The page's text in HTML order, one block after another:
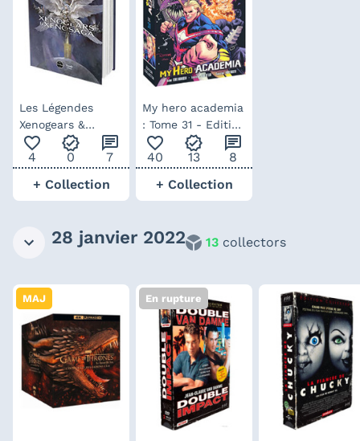
Les Légendes
Xenogears &
Xenosaga :
Monolithes Brisés
Print
favorite_outline
4
verified
0
chat
7
+ Collection
My hero academia
: Tome 31 - Edition
Collector
favorite_outline
40
verified
13
chat
8
+ Collection
28 janvier 2022 13 collectors
MAJ En rupture